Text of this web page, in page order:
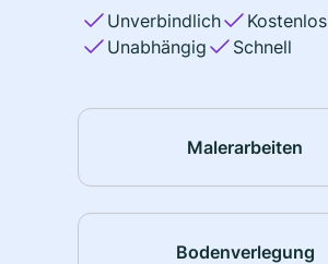
Unverbindlich
Kostenlos
Unabhängig
Schnell
Malerarbeiten
Bodenverlegung